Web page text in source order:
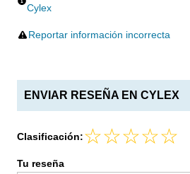
Cylex
Reportar información incorrecta
ENVIAR RESEÑA EN CYLEX
Clasificación:
Tu reseña